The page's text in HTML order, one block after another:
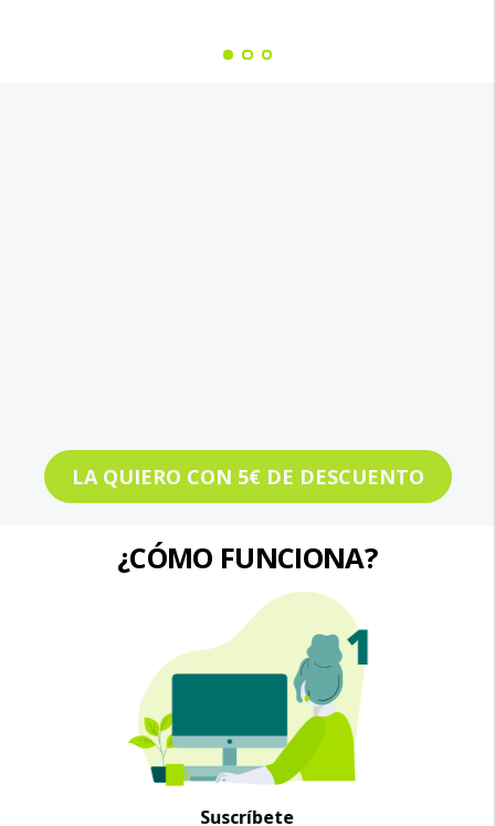
LA QUIERO CON 5€ DE DESCUENTO
¿CÓMO FUNCIONA?
Suscríbete